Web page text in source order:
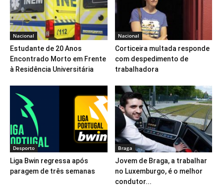
Nacional
Estudante de 20 Anos
Encontrado Morto em Frente
à Residência Universitária
Nacional
Corticeira multada responde
com despedimento de
trabalhadora
Desporto
Liga Bwin regressa após
paragem de três semanas
Braga
Jovem de Braga, a trabalhar
no Luxemburgo, é o melhor
condutor...